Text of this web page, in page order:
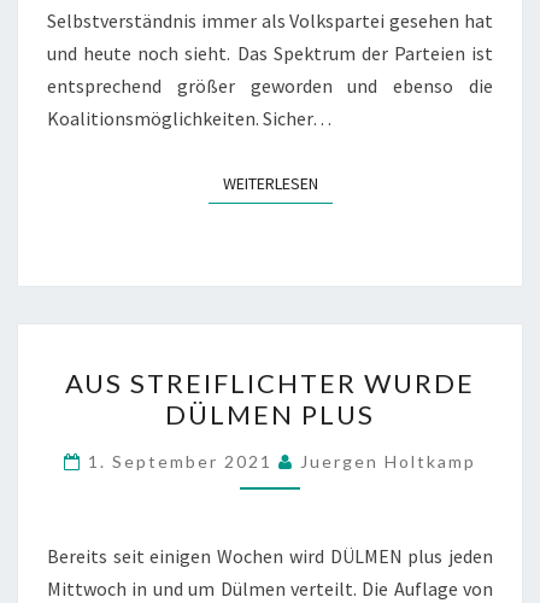
Selbstverständnis immer als Volkspartei gesehen hat
und heute noch sieht. Das Spektrum der Parteien ist
entsprechend größer geworden und ebenso die
Koalitionsmöglichkeiten. Sicher…
WEITERLESENWEITERLESEN
STREIFLICHTER
WURDE
DÜLMEN
PLUS
AUS STREIFLICHTER WURDE
DÜLMEN PLUS
1. September 2021 Juergen Holtkamp
Bereits seit einigen Wochen wird DÜLMEN plus jeden
Mittwoch in und um Dülmen verteilt. Die Auflage von